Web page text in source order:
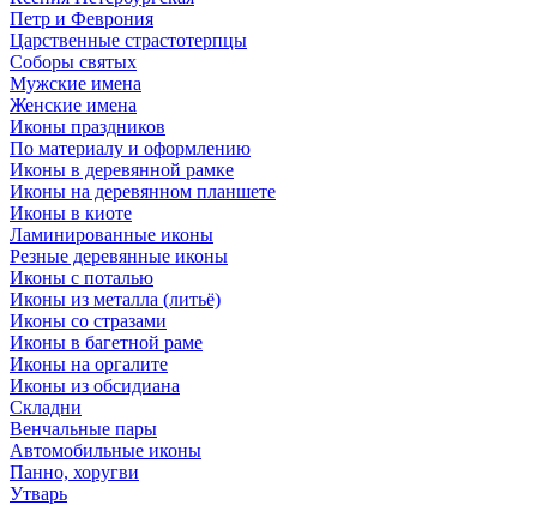
Петр и Феврония
Царственные страстотерпцы
Соборы святых
Мужские имена
Женские имена
Иконы праздников
По материалу и оформлению
Иконы в деревянной рамке
Иконы на деревянном планшете
Иконы в киоте
Ламинированные иконы
Резные деревянные иконы
Иконы с поталью
Иконы из металла (литьё)
Иконы со стразами
Иконы в багетной раме
Иконы на оргалите
Иконы из обсидиана
Складни
Венчальные пары
Автомобильные иконы
Панно, хоругви
Утварь